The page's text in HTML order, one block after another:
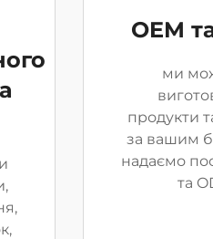
OEM
ми
продукти
за вашим
надаємо
та